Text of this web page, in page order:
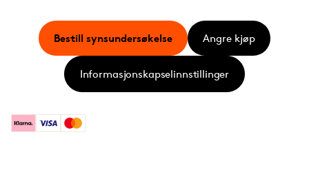
KlarnaVisa Mastercard
Bestill synsundersøkelse Angre kjøp
Informasjonskapselinnstillinger